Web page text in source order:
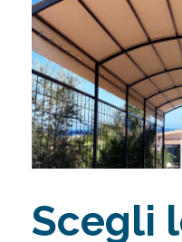
Scegli